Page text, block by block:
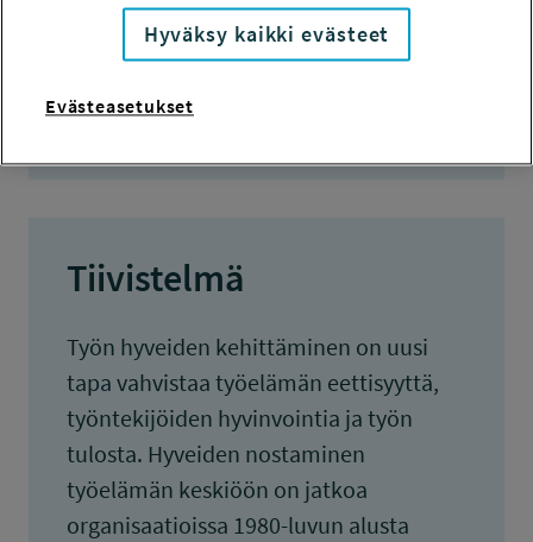
KOKONAISKUSTANNUKSET
5 600 euroa
TULOKSET VALMISTUNEET
30.9.2014
Tiivistelmä
Työn hyveiden kehittäminen on uusi
tapa vahvistaa työelämän eettisyyttä,
työntekijöiden hyvinvointia ja työn
tulosta. Hyveiden nostaminen
työelämän keskiöön on jatkoa
organisaatioissa 1980-luvun alusta
Hyväksy kaikki evästeet
Evästeasetukset